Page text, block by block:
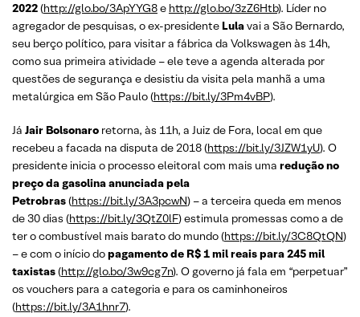
2022(http://glo.bo/3ApYYG8e http://glo.bo/3zZ6Htb). Líder no
agregador de pesquisas, o ex-presidente Lulavai a São Bernardo,
seu berço político, para visitar a fábrica da Volkswagen às 14h,
como sua primeira atividade – ele teve a agenda alterada por
questões de segurança e desistiu da visita pela manhã a uma
metalúrgica em São Paulo (https://bit.ly/3Pm4vBP).
Já Jair Bolsonaro retorna, às 11h, a Juiz de Fora, local em que
recebeu a facada na disputa de 2018 (https://bit.ly/3JZW1yU). O
presidente inicia o processo eleitoral com mais uma redução no
preço da gasolina anunciada pela
Petrobras(https://bit.ly/3A3pcwN) – a terceira queda em menos
de 30 dias (https://bit.ly/3QtZ0lF) estimula promessas como a de
ter o combustível mais barato do mundo (https://bit.ly/3C8QtQN)
– e com o início dopagamento de R$ 1 mil reais para 245 mil
taxistas(http://glo.bo/3w9cg7n). O governo já fala em “perpetuar”
os vouchers para a categoria e para os caminhoneiros
(https://bit.ly/3A1hnr7).